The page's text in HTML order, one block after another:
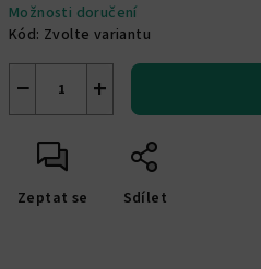
Možnosti doručení
Kód: Zvolte variantu
+
−
Zeptat se Sdílet